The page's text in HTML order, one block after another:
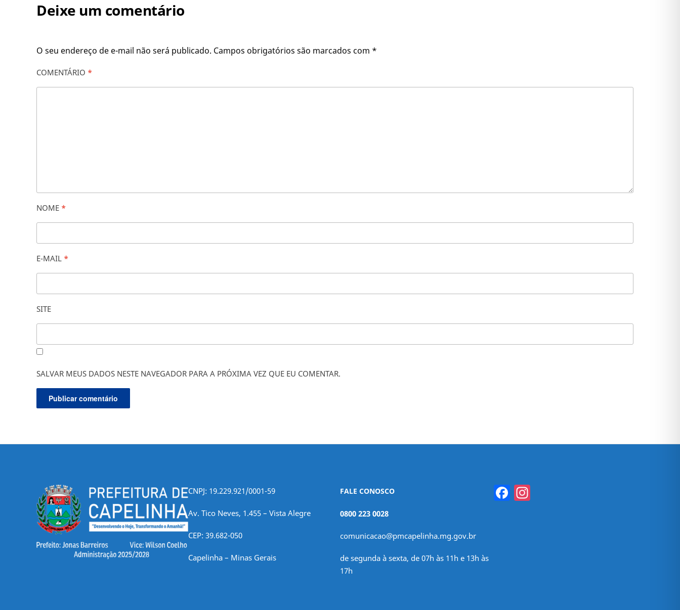
Deixe um comentário
O seu endereço de e-mail não será publicado. Campos obrigatórios são marcados com *
COMENTÁRIO *
NOME *
E-MAIL *
SITE
SALVAR MEUS DADOS NESTE NAVEGADOR PARA A PRÓXIMA VEZ QUE EU COMENTAR.
CNPJ: 19.229.921/0001-59
Av. Tico Neves, 1.455 – Vista Alegre
CEP: 39.682-050
Capelinha – Minas Gerais
FALE CONOSCO
0800 223 0028
comunicacao@pmcapelinha.mg.gov.br
de segunda à sexta, de 07h às 11h e 13h às
17h
Facebook